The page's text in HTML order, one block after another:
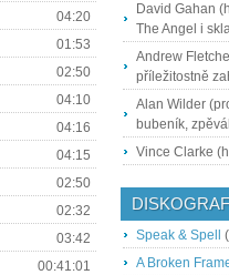
04:20
01:53
02:50
04:10
04:16
04:15
02:50
02:32
03:42
00:41:01
David Gahan
The Angel i
Andrew
příležitostně
Alan Wilder
bubeník,
Vince Clarke
Speak & Spell
A Broken